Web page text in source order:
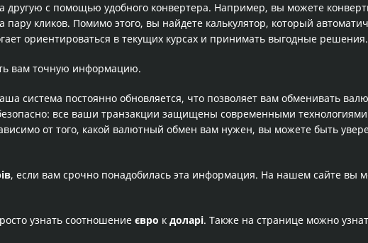
с помощью удобного конвертера. Например, вы можете
кликов. Помимо этого, вы найдете калькулятор, который
ориентироваться в текущих курсах и принимать выгодные решения.
вам точную информацию.
система постоянно обновляется, что позволяет вам обменивать
все ваши транзакции защищены современными технологиями
от того, какой валютный обмен вам нужен, вы можете быть
, если вам срочно понадобилась эта информация. На нашем сайте вы
узнать соотношение євро к доларі. Также на странице можно